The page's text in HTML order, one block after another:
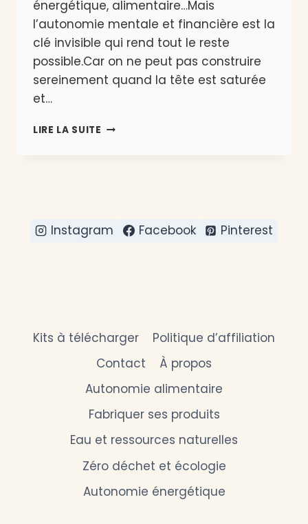
énergétique, alimentaire…Mais
l’autonomie mentale et financière est la
clé invisible qui rend tout le reste
possible.Car on ne peut pas construire
sereinement quand la tête est saturée
et…
LIRE LA SUITE SIMPLIFIER
MENTALE
Instagram Facebook Pinterest
Kits à télécharger
Politique d’affiliation
Contact
À propos
Autonomie alimentaire
Fabriquer ses produits
Eau et ressources naturelles
Zéro déchet et écologie
Autonomie énergétique